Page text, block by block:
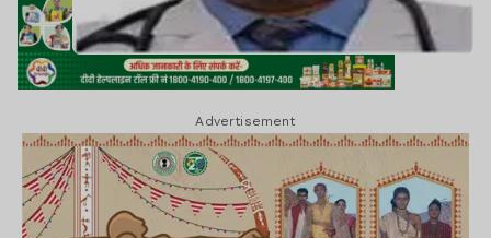
Advertisement